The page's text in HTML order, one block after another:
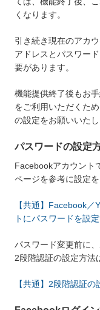
くなります。
引き続き現在のアカ
アドレスとパスワー
要があります。
機能提供終了後もお
をご利用いただくた
の設定をお願いいたし
パスワードの設定
Facebookアカウント
ページを参考に設定
【共通】Facebook
トにパスワードを設
パスワード変更前に
2段階認証の設定方法
【共通】2段階認証